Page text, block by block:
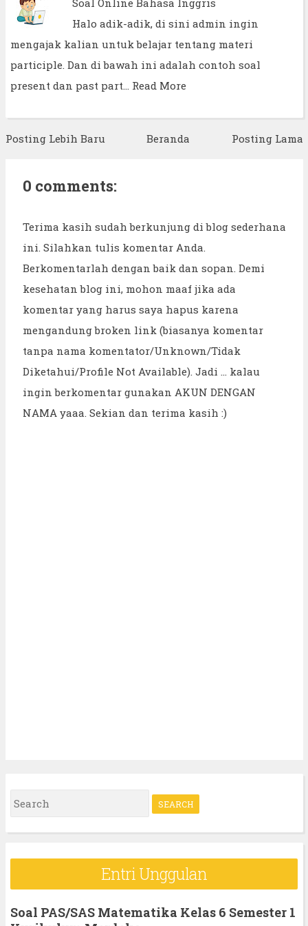
Halo adik-adik, di sini admin ingin
mengajak kalian untuk belajar tentang materi
participle. Dan di bawah ini adalah contoh soal
present dan past part…
Read More
Posting Lebih Baru Posting Lama
Beranda
0 comments:
Terima kasih sudah berkunjung di blog sederhana
ini. Silahkan tulis komentar Anda.
Berkomentarlah dengan baik dan sopan. Demi
kesehatan blog ini, mohon maaf jika ada
komentar yang harus saya hapus karena
mengandung broken link (biasanya komentar
tanpa nama komentator/Unknown/Tidak
Diketahui/Profile Not Available). Jadi ... kalau
ingin berkomentar gunakan AKUN DENGAN
NAMA yaaa. Sekian dan terima kasih :)
S
e
r
Entri Unggulan
Soal PAS/SAS Matematika Kelas 6 Semester 1